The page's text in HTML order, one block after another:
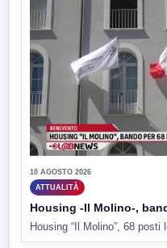
10 AGOSTO 2026
ATTUALITÀ
Housing -Il Molino-,
Housing “Il Molino”, 68